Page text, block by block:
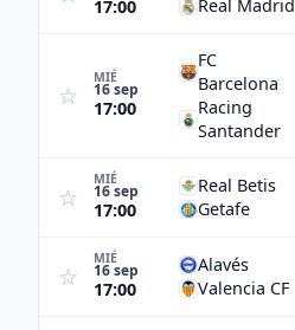
17:00
Real Madrid
☆
MIÉ
16 sep
17:00
FC
Barcelona
Racing
Santander
☆
MIÉ
16 sep
17:00
Real Betis
Getafe
☆
MIÉ
16 sep
17:00
Alavés
Valencia CF